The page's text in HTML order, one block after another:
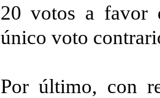
20 votos a favor
único voto
Por último, con